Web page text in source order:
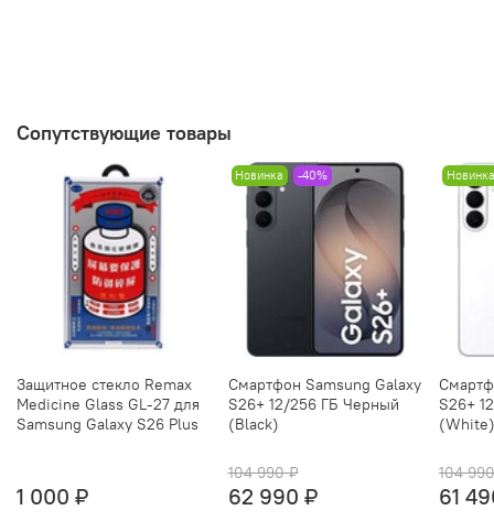
Сопутствующие товары
Защитное стекло Remax
Medicine Glass GL-27 для
Samsung Galaxy S26 Plus
1 000 ₽
Новинка -40%
Смартфон Samsung Galaxy
S26+ 12/256 ГБ Черный
(Black)
104 990 ₽
62 990 ₽
Новинка
S26+
(White)
104
61